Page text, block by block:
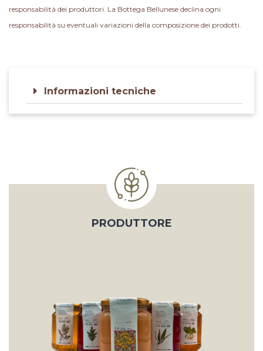
responsabilità dei produttori. La Bottega Bellunese declina ogni
responsabilità su eventuali variazioni della composizione dei prodotti.
Informazioni tecniche
PRODUTTORE